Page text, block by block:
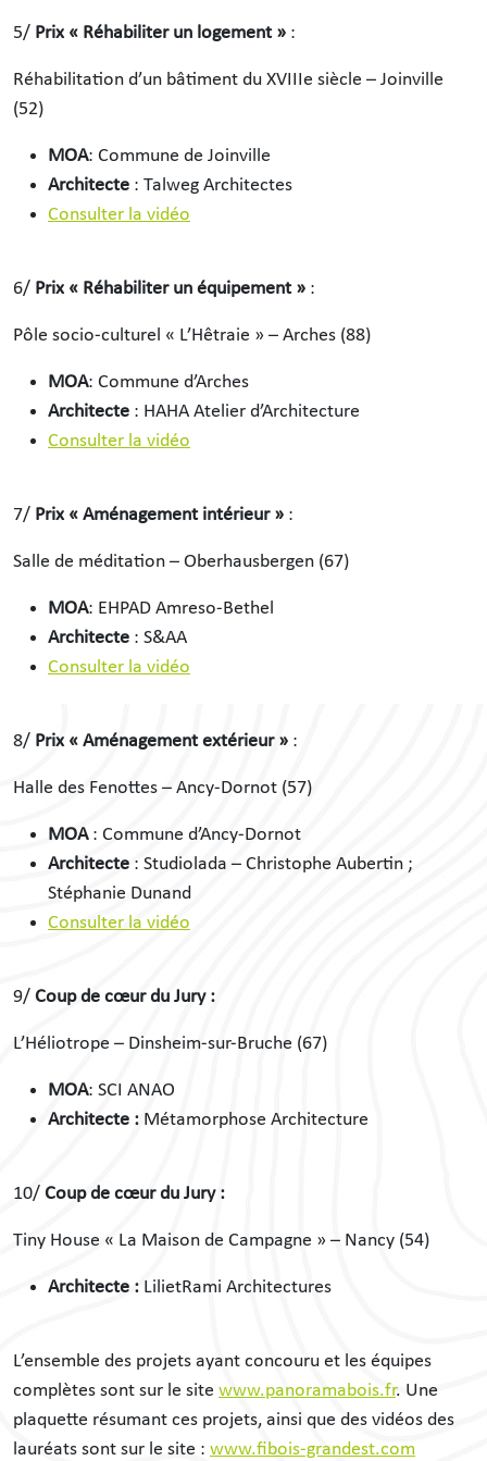
5/ Prix « Réhabiliter un logement » :
Réhabilitation d’un bâtiment du XVIIIe siècle – Joinville
(52)
MOA: Commune de Joinville
Architecte : Talweg Architectes
Consulter la vidéo
6/ Prix « Réhabiliter un équipement » :
Pôle socio-culturel « L’Hêtraie » – Arches (88)
MOA: Commune d’Arches
Architecte : HAHA Atelier d’Architecture
Consulter la vidéo
7/ Prix « Aménagement intérieur » :
Salle de méditation – Oberhausbergen (67)
MOA: EHPAD Amreso-Bethel
Architecte : S&AA
Consulter la vidéo
8/ Prix « Aménagement extérieur » :
Halle des Fenottes – Ancy-Dornot (57)
MOA : Commune d’Ancy-Dornot
Architecte : Studiolada – Christophe Aubertin ;
Stéphanie Dunand
Consulter la vidéo
9/ Coup de cœur du Jury :
L’Héliotrope – Dinsheim-sur-Bruche (67)
MOA: SCI ANAO
Architecte : Métamorphose Architecture
10/ Coup de cœur du Jury :
Tiny House « La Maison de Campagne » – Nancy (54)
Architecte : LilietRami Architectures
L’ensemble des projets ayant concouru et les équipes
complètes sont sur le site www.panoramabois.fr. Une
plaquette résumant ces projets, ainsi que des vidéos des
lauréats sont sur le site : www.fibois-grandest.com